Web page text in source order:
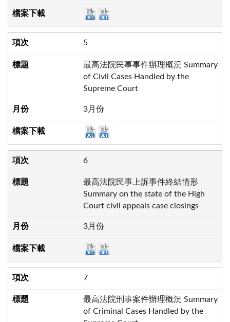
5
最高法院民事事件辦理概況 Summary
of Civil Cases Handled by the
Supreme Court
3月份
6
最高法院民事上訴事件終結情形
Summary on the state of the High
Court civil appeals case closings
3月份
7
最高法院刑事案件辦理概況 Summary
of Criminal Cases Handled by the